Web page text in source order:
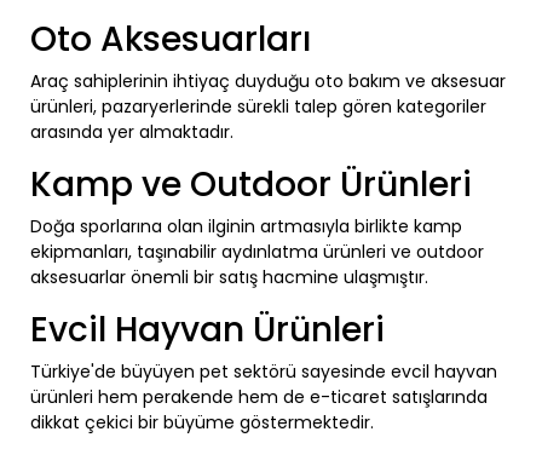
Oto Aksesuarları
Araç sahiplerinin ihtiyaç duyduğu oto bakım ve aksesuar
ürünleri, pazaryerlerinde sürekli talep gören kategoriler
arasında yer almaktadır.
Kamp ve Outdoor Ürünleri
Doğa sporlarına olan ilginin artmasıyla birlikte kamp
ekipmanları, taşınabilir aydınlatma ürünleri ve outdoor
aksesuarlar önemli bir satış hacmine ulaşmıştır.
Evcil Hayvan Ürünleri
Türkiye'de büyüyen pet sektörü sayesinde evcil hayvan
ürünleri hem perakende hem de e-ticaret satışlarında
dikkat çekici bir büyüme göstermektedir.